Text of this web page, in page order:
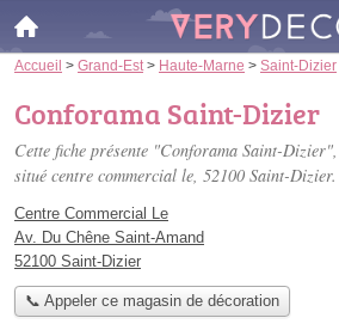
Accueil > Grand-Est > Haute-Marne > Saint-Dizier
Conforama Saint-Dizier
Cette fiche présente "Conforama Saint-
situé centre commercial le, 52100 Saint-Dizier.
Centre Commercial Le
Av. Du Chêne Saint-Amand
52100 Saint-Dizier
📞 Appeler ce magasin de décoration